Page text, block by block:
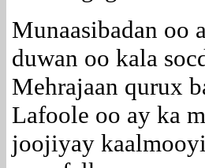
Munaasibadan oo
duwan oo kala
Mehrajaan qurux
Lafoole oo ay ka
joojiyay